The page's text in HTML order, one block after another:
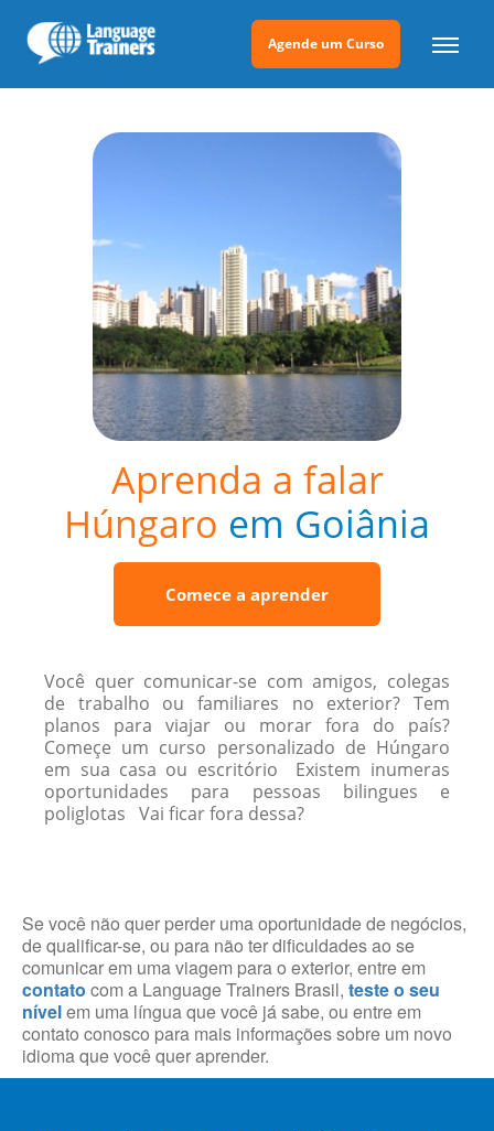
Agende um Curso
Aprenda a falar
Húngaro em Goiânia
Comece a aprender
Você quer comunicar-se com amigos, colegas
de trabalho ou familiares no exterior? Tem
planos para viajar ou morar fora do país?
Começe um curso personalizado de Húngaro
em sua casa ou escritório Existem inumeras
oportunidades para pessoas bilingues e
poliglotas Vai ficar fora dessa?
Se você não quer perder uma oportunidade de negócios,
de qualificar-se, ou para não ter dificuldades ao se
comunicar em uma viagem para o exterior, entre em
contato com a Language Trainers Brasil, teste o seu
nívelem uma língua que você já sabe, ou entre em
contato conosco para mais informações sobre um novo
idioma que você quer aprender.